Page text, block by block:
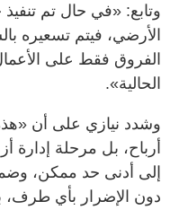
وتابع: «في حال تم
الأرضي، فيتم تسعيره
الفروق فقط على
الحالية».
وشدد نيازي على أن
أرباح، بل مرحلة إدارة
إلى أدنى حد ممكن،
دون الإضرار بأي طرف،